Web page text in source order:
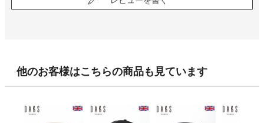
他のお客様はこちらの商品も見ています